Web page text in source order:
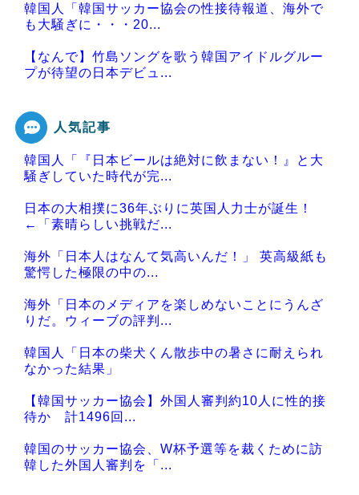
韓国人「韓国サッカー協会の性接待報道、海外で
も大騒ぎに・・・20...
【なんで】竹島ソングを歌う韓国アイドルグルー
プが待望の日本デビュ...
Powered by livedoor 相互RSS
人気記事
韓国人「『日本ビールは絶対に飲まない！』と大
騒ぎしていた時代が完...
日本の大相撲に36年ぶりに英国人力士が誕生！
←「素晴らしい挑戦だ...
海外「日本人はなんて気高いんだ！」 英高級紙も
驚愕した極限の中の...
海外「日本のメディアを楽しめないことにうんざ
りだ。ウィーブの評判...
韓国人「日本の柴犬くん散歩中の暑さに耐えられ
なかった結果」
【韓国サッカー協会】外国人審判約10人に性的接
待か 計1496回...
韓国のサッカー協会、W杯予選等を裁くために訪
韓した外国人審判を「...